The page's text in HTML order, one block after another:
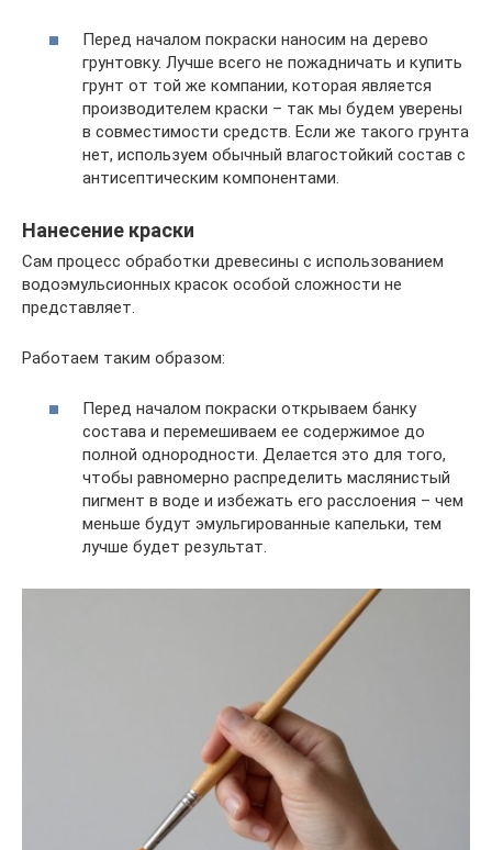
Перед началом покраски наносим на дерево
грунтовку. Лучше всего не пожадничать и купить
грунт от той же компании, которая является
производителем краски – так мы будем уверены
в совместимости средств. Если же такого грунта
нет, используем обычный влагостойкий состав с
антисептическим компонентами.
Нанесение краски
Сам процесс обработки древесины с использованием
водоэмульсионных красок особой сложности не
представляет.
Работаем таким образом:
Перед началом покраски открываем банку
состава и перемешиваем ее содержимое до
полной однородности. Делается это для того,
чтобы равномерно распределить маслянистый
пигмент в воде и избежать его расслоения – чем
меньше будут эмульгированные капельки, тем
лучше будет результат.